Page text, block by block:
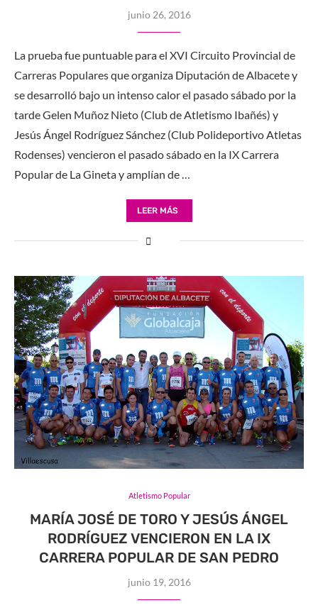
junio 26, 2016
La prueba fue puntuable para el XVI Circuito Provincial de
Carreras Populares que organiza Diputación de Albacete y
se desarrolló bajo un intenso calor el pasado sábado por la
tarde Gelen Muñoz Nieto (Club de Atletismo Ibañés) y
Jesús Ángel Rodríguez Sánchez (Club Polideportivo Atletas
Rodenses) vencieron el pasado sábado en la IX Carrera
Popular de La Gineta y amplían de …
LEER MÁS
Atletismo Popular
MARÍA JOSÉ DE TORO Y JESÚS ÁNGEL
RODRÍGUEZ VENCIERON EN LA IX
CARRERA POPULAR DE SAN PEDRO
junio 19, 2016